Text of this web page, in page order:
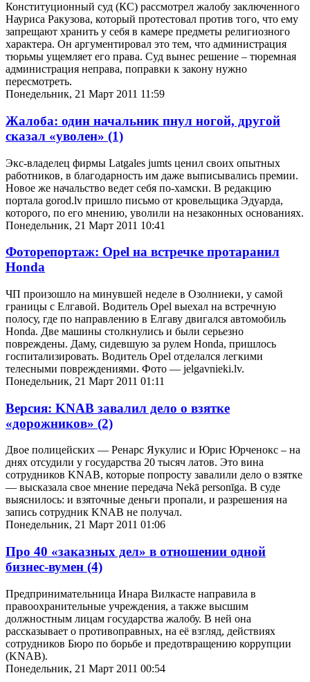
Конституционный суд (КС) рассмотрел жалобу заключенного
Науриса Ракузова, который протестовал против того, что ему
запрещают хранить у себя в камере предметы религиозного
характера. Он аргументировал это тем, что администрация
тюрьмы ущемляет его права. Суд вынес решение – тюремная
администрация неправа, поправки к закону нужно
пересмотреть.
Понедельник, 21 Март 2011 11:59
Жалоба: один начальник пнул ногой, другой
сказал «уволен» (1)
Экс-владелец фирмы Latgales jumts ценил своих опытных
работников, в благодарность им даже выписывались премии.
Новое же начальство ведет себя по-хамски. В редакцию
портала gorod.lv пришло письмо от кровельщика Эдуарда,
которого, по его мнению, уволили на незаконных основаниях.
Понедельник, 21 Март 2011 10:41
Фоторепортаж: Opel на встречке протаранил
Honda
ЧП произошло на минувшей неделе в Озолниеки, у самой
границы с Елгавой. Водитель Opel выехал на встречную
полосу, где по направлению в Елгаву двигался автомобиль
Honda. Две машины столкнулись и были серьезно
повреждены. Даму, сидевшую за рулем Honda, пришлось
госпитализировать. Водитель Opel отделался легкими
телесными повреждениями. Фото — jelgavnieki.lv.
Понедельник, 21 Март 2011 01:11
Версия: KNAB завалил дело о взятке
«дорожников» (2)
Двое полицейских — Ренарс Яукулис и Юрис Юрченокс – на
днях отсудили у государства 20 тысяч латов. Это вина
сотрудников KNAB, которые попросту завалили дело о взятке
— высказала свое мнение передача Nekā personīga. В суде
выяснилось: и взяточные деньги пропали, и разрешения на
запись сотрудник KNAB не получал.
Понедельник, 21 Март 2011 01:06
Про 40 «заказных дел» в отношении одной
бизнес-вумен (4)
Предпринимательница Инара Вилкасте направила в
правоохранительные учреждения, а также высшим
должностным лицам государства жалобу. В ней она
рассказывает о противоправных, на её взгляд, действиях
сотрудников Бюро по борьбе и предотвращению коррупции
(KNAB).
Понедельник, 21 Март 2011 00:54